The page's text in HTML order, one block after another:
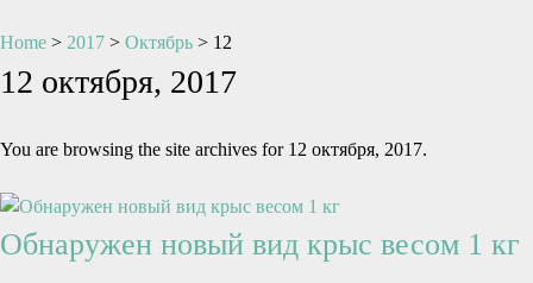
Home > 2017 > Октябрь > 12
12 октября, 2017
You are browsing the site archives for 12 октября, 2017.
Обнаружен новый вид крыс весом 1 кг